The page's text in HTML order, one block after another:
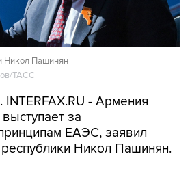
Никол Пашинян
ТАСС
INTERFAX.RU - Армения
за
ЕАЭС, заявил
Никол Пашинян.